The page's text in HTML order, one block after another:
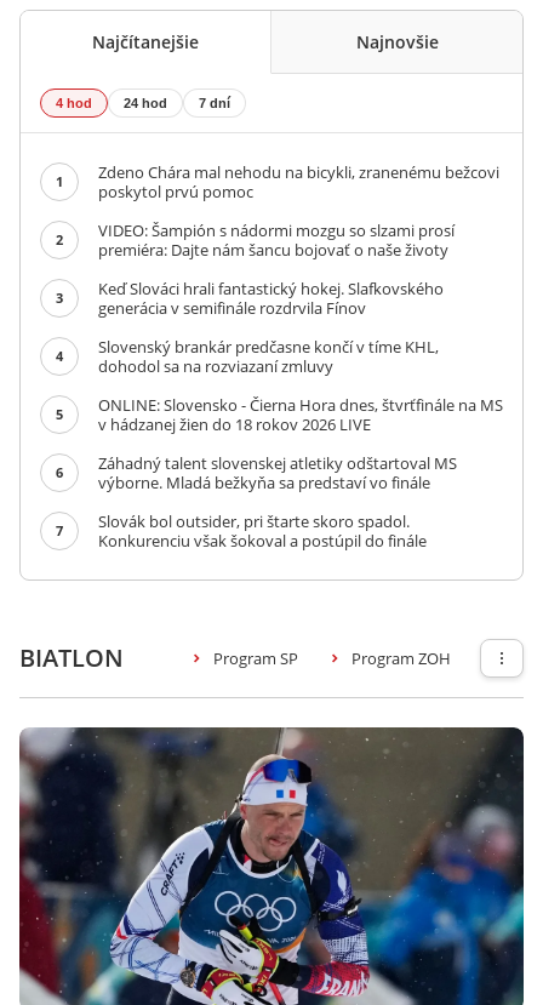
Najčítanejšie Najnovšie
4 hod 24 hod 7 dní
1
Zdeno Chára mal nehodu na bicykli, zranenému bežcovi
poskytol prvú pomoc
2
VIDEO: Šampión s nádormi mozgu so slzami prosí
premiéra: Dajte nám šancu bojovať o naše životy
3
Keď Slováci hrali fantastický hokej. Slafkovského
generácia v semifinále rozdrvila Fínov
4
Slovenský brankár predčasne končí v tíme KHL,
dohodol sa na rozviazaní zmluvy
5
ONLINE: Slovensko - Čierna Hora dnes, štvrťfinále na MS
v hádzanej žien do 18 rokov 2026 LIVE
6
Záhadný talent slovenskej atletiky odštartoval MS
výborne. Mladá bežkyňa sa predstaví vo finále
7
Slovák bol outsider, pri štarte skoro spadol.
Konkurenciu však šokoval a postúpil do finále
BIATLON Program SP Program ZOH